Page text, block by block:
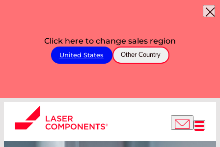
Click here to change sales region
United States Other Country